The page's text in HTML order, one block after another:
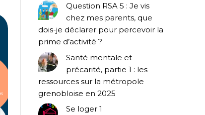
Question RSA 5 : Je vis
chez mes parents, que
dois-je déclarer pour percevoir la
prime d’activité ?
Santé mentale et
précarité, partie 1 : les
ressources sur la métropole
grenobloise en 2025
Se loger 1